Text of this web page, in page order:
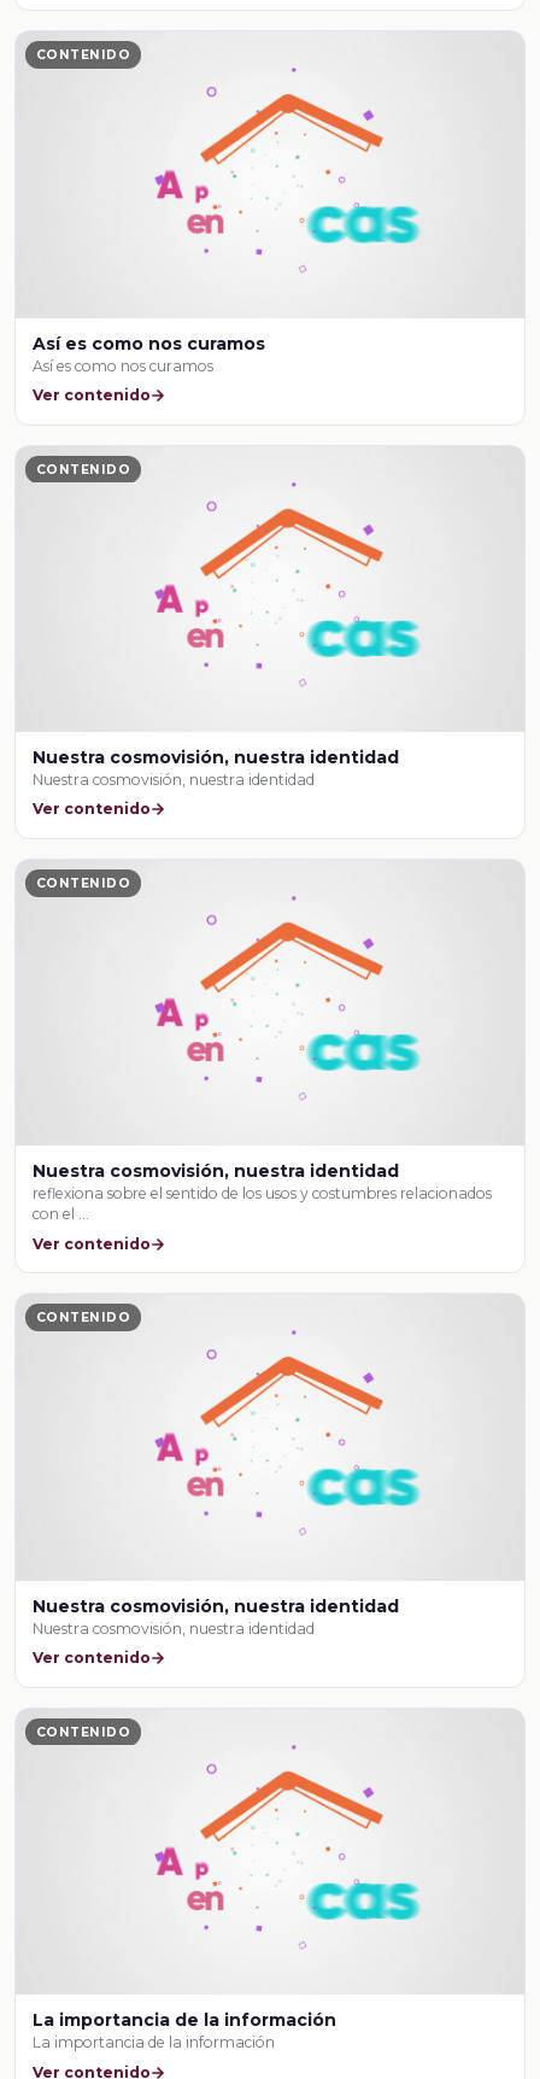
CONTENIDO
Así es como nos curamos
Así es como nos curamos
Ver contenido
CONTENIDO
Nuestra cosmovisión, nuestra identidad
Nuestra cosmovisión, nuestra identidad
Ver contenido
CONTENIDO
Nuestra cosmovisión, nuestra identidad
reflexiona sobre el sentido de los usos y costumbres relacionados
con el …
Ver contenido
CONTENIDO
Nuestra cosmovisión, nuestra identidad
Nuestra cosmovisión, nuestra identidad
Ver contenido
CONTENIDO
La importancia de la información
La importancia de la información
Ver contenido